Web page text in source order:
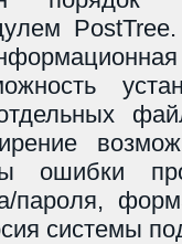
ошибки
пароля,
системы